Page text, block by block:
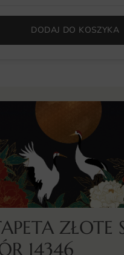
DODAJ DO KOSZYKA
ZŁOTE
14346